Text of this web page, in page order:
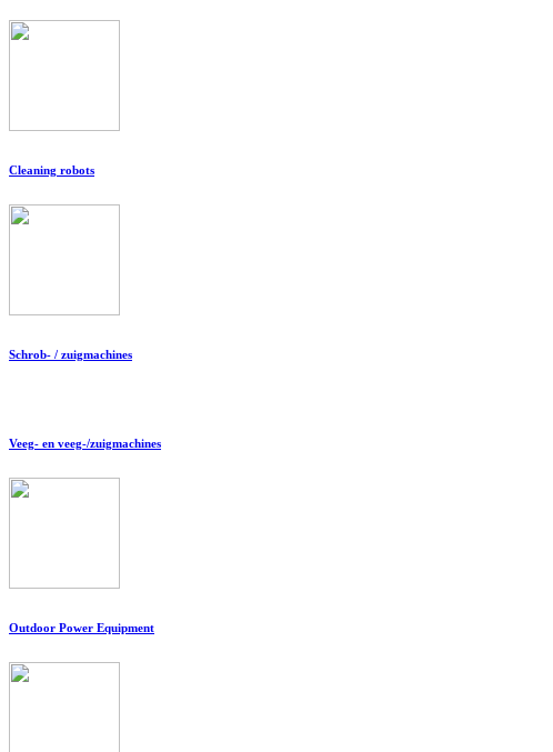
Cleaning robots
Schrob- / zuigmachines
Veeg- en veeg-/zuigmachines
Outdoor Power Equipment